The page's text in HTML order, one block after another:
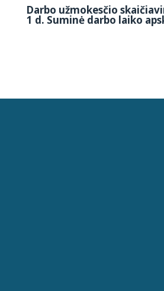
Darbo užmokesčio
1 d. Suminė darbo laiko